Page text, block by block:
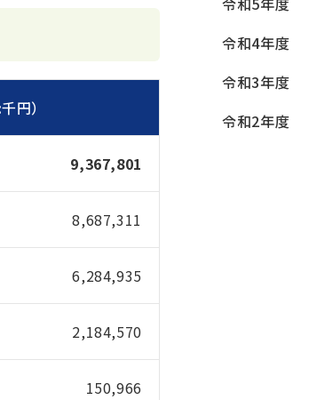
円）
9,367,801
8,687,311
6,284,935
2,184,570
150,966
令和4年度
令和3年度
令和2年度